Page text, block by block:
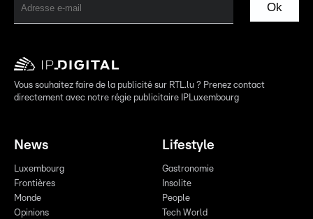
Ok
Vous souhaitez faire de la publicité sur RTL.lu ? Prenez contact
directement avec notre régie publicitaire IPLuxembourg
News
Luxembourg
Frontières
Monde
Opinions
Lifestyle
Gastronomie
Insolite
People
Tech World